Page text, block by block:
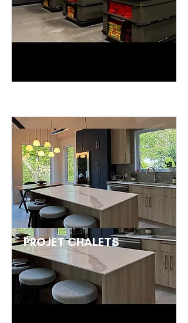
PROJET CHALETS